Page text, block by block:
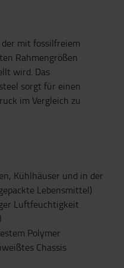
mit fossilfreiem
Rahmengrößen
wird. Das
sorgt für einen
im Vergleich zu
Kühlhäuser und in der
Lebensmittel)
Luftfeuchtigkeit
Polymer
Chassis